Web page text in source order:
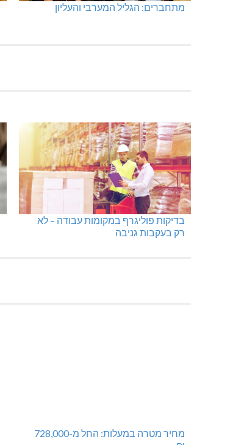
מתחברים: הגליל המערבי והעליון
בדיקות פוליגרף במקומות עבודה – לא
רק בעקבות גניבה
מחיר מטרה במעלות: החל מ-728,000